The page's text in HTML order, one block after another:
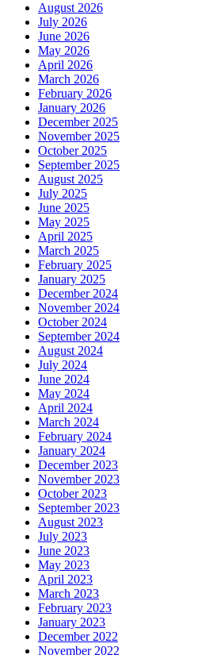
August 2026
July 2026
June 2026
May 2026
April 2026
March 2026
February 2026
January 2026
December 2025
November 2025
October 2025
September 2025
August 2025
July 2025
June 2025
May 2025
April 2025
March 2025
February 2025
January 2025
December 2024
November 2024
October 2024
September 2024
August 2024
July 2024
June 2024
May 2024
April 2024
March 2024
February 2024
January 2024
December 2023
November 2023
October 2023
September 2023
August 2023
July 2023
June 2023
May 2023
April 2023
March 2023
February 2023
January 2023
December 2022
November 2022